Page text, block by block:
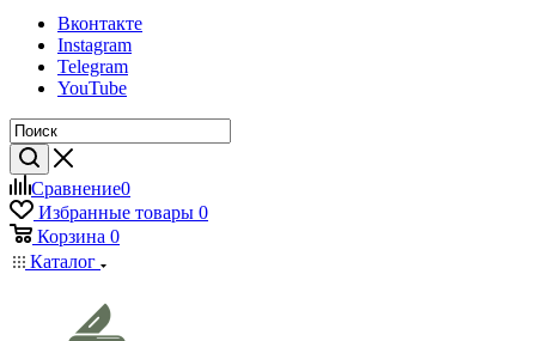
Вконтакте
Instagram
Telegram
YouTube
Сравнение0
Избранные товары 0
Корзина 0
Каталог